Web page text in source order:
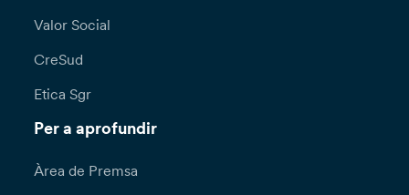
Valor Social
CreSud
Etica Sgr
Per a aprofundir
Àrea de Premsa